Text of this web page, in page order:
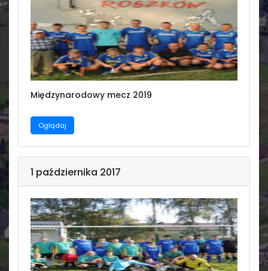
Międzynarodowy mecz 2019
Oglądaj
1 października 2017